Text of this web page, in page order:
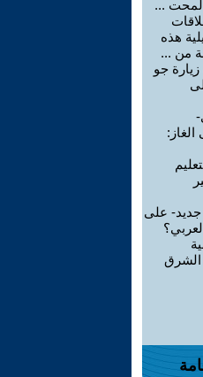
...
هذه
من ...
جو
الغاز:
على
الشرق